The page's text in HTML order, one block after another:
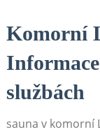
Komorní
službách
sauna v komorní